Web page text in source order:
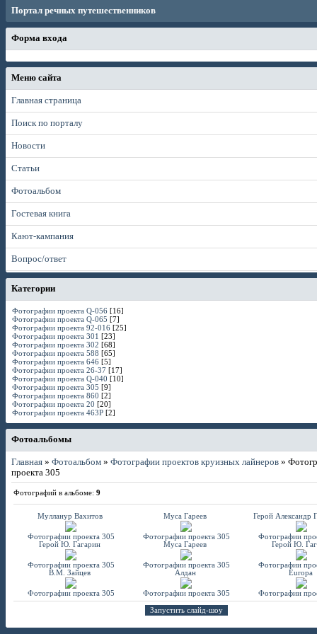
Портал речных путешественников
Форма входа
Меню сайта
Главная страница
Поиск по порталу
Новости
Статьи
Фотоальбом
Гостевая книга
Кают-кампания
Вопрос/ответ
Категории
Фотографии проекта Q-056 [16]
Фотографии проекта Q-065 [7]
Фотографии проекта 92-016 [25]
Фотографии проекта 301
[23]
Фотографии проекта 302 [68]
Фотографии проекта 588 [65]
Фотографии проекта 646 [5]
Фотографии проекта 26-37 [17]
Фотографии проекта Q-040 [10]
Фотографии проекта 305 [9]
Фотографии проекта 860 [2]
Фотографии проекта 20 [20]
Фотографии проекта 463P [2]
Фотоальбомы
Главная » Фотоальбом » Фотографии проектов круизных лайнеров »
проекта 305
Фотографий в альбоме: 9
Мулланур Вахитов
Фотографии проекта 305
Муса Гареев
Фотографии проекта 305
Герой Александр
Фотографии
Герой Ю. Гагарин
Фотографии проекта 305
Муса Гареев
Фотографии проекта 305
Герой Ю.
Фотографии
В.М. Зайцев
Фотографии проекта 305
Алдан
Фотографии проекта 305
Europa
Фотографии